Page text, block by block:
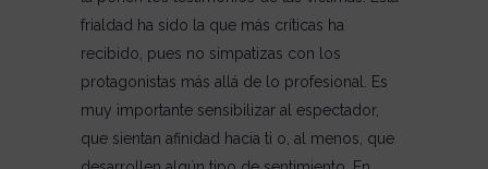
frialdad ha sido la que más críticas ha
recibido, pues no simpatizas con los
protagonistas más allá de lo profesional. Es
muy importante sensibilizar al espectador,
que sientan afinidad hacia ti o, al menos, que